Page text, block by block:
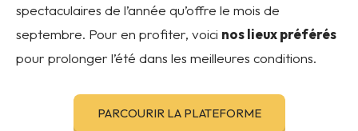
spectaculaires de l’année qu’offre le mois de
septembre. Pour en profiter, voici nos lieux préférés
pour prolonger l’été dans les meilleures conditions.
PARCOURIR LA PLATEFORME